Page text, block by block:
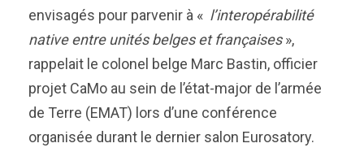
envisagés pour parvenir à « l’interopérabilité
native entre unités belges et françaises»,
rappelait le colonel belge Marc Bastin, officier
projet CaMo au sein de l’état-major de l’armée
de Terre (EMAT) lors d’une conférence
organisée durant le dernier salon Eurosatory.